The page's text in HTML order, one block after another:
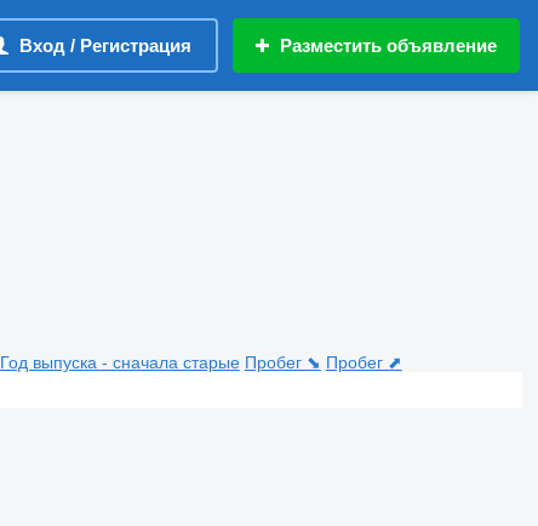
Вход / Регистрация Разместить объявление
Год выпуска - сначала старые Пробег ⬊ Пробег ⬈